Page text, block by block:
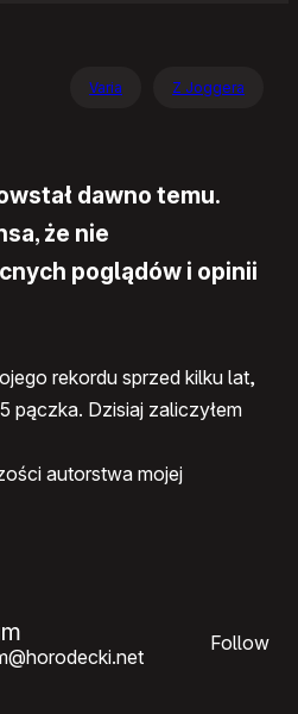
Varia Z Joggera
dawno temu.
że nie
poglądów i opinii
rekordu sprzed kilku lat,
pączka. Dzisiaj zaliczyłem
autorstwa mojej
Follow